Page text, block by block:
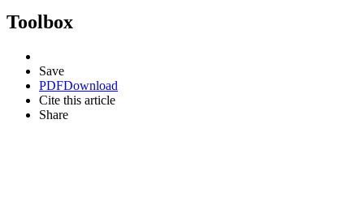
Toolbox
Save
PDFDownload
Cite this article
Share